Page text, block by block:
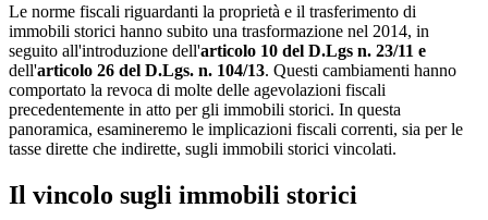
Le norme fiscali riguardanti la proprietà e il trasferimento di
immobili storici hanno subito una trasformazione nel 2014, in
seguito all'introduzione dell'articolo 10 del D.Lgs n. 23/11 e
dell'articolo 26 del D.Lgs. n. 104/13. Questi cambiamenti hanno
comportato la revoca di molte delle agevolazioni fiscali
precedentemente in atto per gli immobili storici. In questa
panoramica, esamineremo le implicazioni fiscali correnti, sia per le
tasse dirette che indirette, sugli immobili storici vincolati.
Il vincolo sugli immobili storici